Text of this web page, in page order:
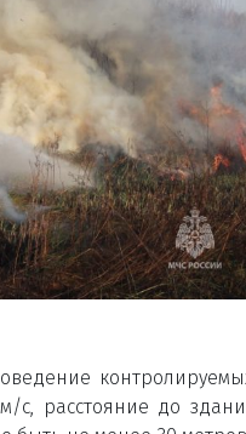
расстояние до